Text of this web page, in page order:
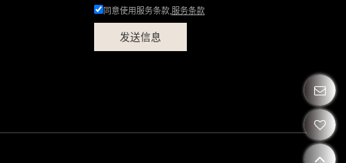
同意使用服务条款,服务条款
发送信息